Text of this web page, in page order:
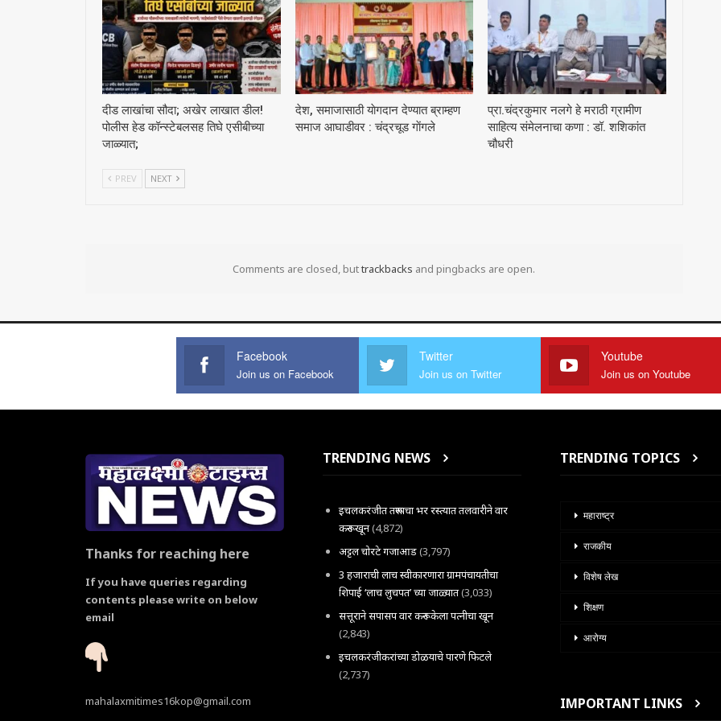
दीड लाखांचा सौदा; अखेर लाखात डील!
पोलीस हेड कॉन्स्टेबलसह तिघे एसीबीच्या
जाळ्यात;
देश, समाजासाठी याेगदान देण्यात ब्राम्हण
समाज आघाडीवर : चंद्रचूड गाेंगले
प्रा.चंद्रकुमार नलगे हे मराठी ग्रामीण
साहित्य संमेलनाचा कणा : डॉ. शशिकांत
चौधरी
PREV NEXT
Comments are closed, buttrackbacks and pingbacks are open.
Facebook
Join us on Facebook
Twitter
Join us on Twitter
Youtube
Join us on Youtube
Thanks for reaching here
If you have queries regarding
contents please write on below
email
mahalaxmitimes16kop@gmail.com
TRENDING NEWS
इचलकरंजीत तरूणाचा भर रस्त्यात तलवारीने वार
करून खून(4,872)
अट्टल चोरटे गजाआड(3,797)
3 हजाराची लाच स्वीकारणारा ग्रामपंचायतीचा
शिपाई ‘लाच लुचपत’ च्या जाळ्यात(3,033)
सत्तूराने सपासप वार करून केला पत्नीचा खून
(2,843)
इचलकरंजीकरांच्या डोळयाचे पारणे फिटले
(2,737)
TRENDING TOPICS
महाराष्ट्र
राजकीय
विशेष लेख
शिक्षण
आरोग्य
IMPORTANT LINKS